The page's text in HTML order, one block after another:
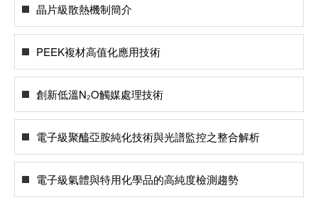
晶片級散熱機制簡介
PEEK複材高值化應用技術
創新低溫N₂O觸媒處理技術
電子級聚醯亞胺純化技術與光譜監控之整合解析
電子級氣體與特用化學品的高純度檢測趨勢